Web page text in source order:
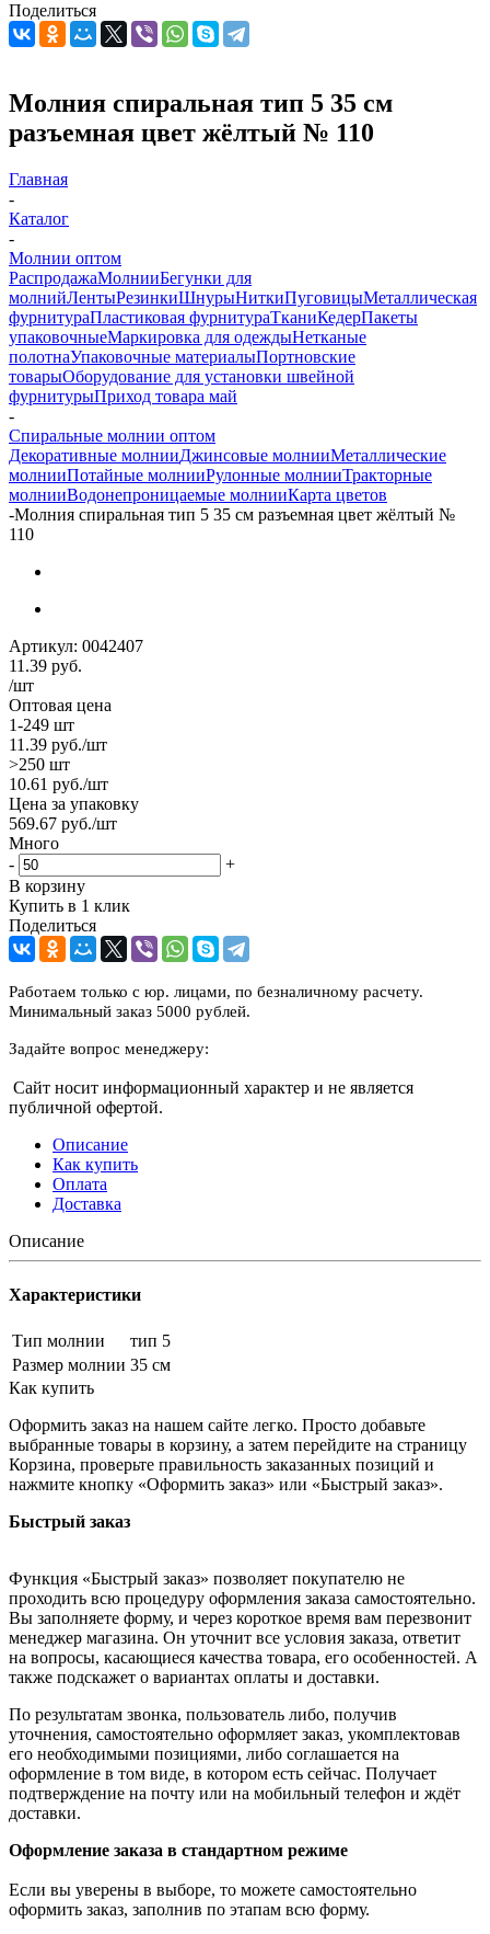
Поделиться
Молния спиральная тип 5 35 см
разъемная цвет жёлтый № 110
Главная
-
Каталог
-
Молнии оптом
РаспродажаМолнииБегунки для
молнийЛентыРезинкиШнурыНиткиПуговицыМеталлическая
фурнитураПластиковая фурнитураТканиКедерПакеты
упаковочныеМаркировка для одеждыНетканые
полотнаУпаковочные материалыПортновские
товарыОборудование для установки швейной
фурнитурыПриход товара май
-
Спиральные молнии оптом
Декоративные молнииДжинсовые молнииМеталлические
молнииПотайные молнииРулонные молнииТракторные
молнииВодонепроницаемые молнииКарта цветов
-Молния спиральная тип 5 35 см разъемная цвет жёлтый №
110
Артикул: 0042407
11.39 руб.
/шт
Оптовая цена
1-249 шт
11.39 руб./шт
>250 шт
10.61 руб./шт
Цена за упаковку
569.67 руб./шт
Много
-
+
В корзину
Купить в 1 клик
Поделиться
Работаем только с юр. лицами, по безналичному расчету.
Минимальный заказ 5000 рублей.
Задайте вопрос менеджеру:
Сайт носит информационный характер и не является
публичной офертой.
Описание
Как купить
Оплата
Доставка
Описание
Характеристики
Тип молнии
тип 5
Размер молнии 35 см
Как купить
Оформить заказ на нашем сайте легко. Просто добавьте
выбранные товары в корзину, а затем перейдите на страницу
Корзина, проверьте правильность заказанных позиций и
нажмите кнопку «Оформить заказ» или «Быстрый заказ».
Быстрый заказ
Функция «Быстрый заказ» позволяет покупателю не
проходить всю процедуру оформления заказа самостоятельно.
Вы заполняете форму, и через короткое время вам перезвонит
менеджер магазина. Он уточнит все условия заказа, ответит
на вопросы, касающиеся качества товара, его особенностей. А
также подскажет о вариантах оплаты и доставки.
По результатам звонка, пользователь либо, получив
уточнения, самостоятельно оформляет заказ, укомплектовав
его необходимыми позициями, либо соглашается на
оформление в том виде, в котором есть сейчас. Получает
подтверждение на почту или на мобильный телефон и ждёт
доставки.
Оформление заказа в стандартном режиме
Если вы уверены в выборе, то можете самостоятельно
оформить заказ, заполнив по этапам всю форму.